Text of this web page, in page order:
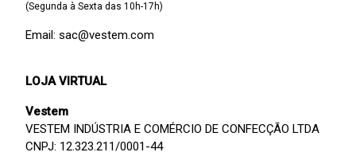
(Segunda à Sexta das 10h-17h)
Email: sac@vestem.com
LOJA VIRTUAL
Vestem
VESTEM INDÚSTRIA E COMÉRCIO DE CONFECÇÃO LTDA
CNPJ: 12.323.211/0001-44